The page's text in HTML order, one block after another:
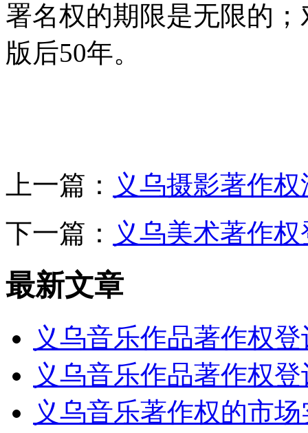
署名权的期限是无限的
版后50年。
上一篇： 义乌摄影著作
下一篇： 义乌美术著作
最新文章
义乌音乐作品著作权
义乌音乐作品著作权
义乌音乐著作权的市